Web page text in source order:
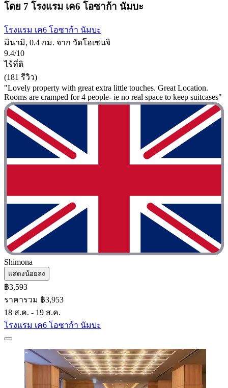
โดย 7 โรงแรม เค6 โอซาก้า นัมบะ
โรงแรม เค6 โอซาก้า นัมบะ
มินามิ, 0.4 กม. จาก วัดโฮเซนจิ
9.4/10
ไร้ที่ติ
(181 รีวิว)
"Lovely property with great extra little touches. Great Location.
Rooms are cramped for 4 people- ie no real space to keep suitcases"
Shimona
แสดงน้อยลง
฿3,593
ราคารวม ฿3,953
18 ส.ค. - 19 ส.ค.
โรงแรม เค6 โอซาก้า นัมบะ